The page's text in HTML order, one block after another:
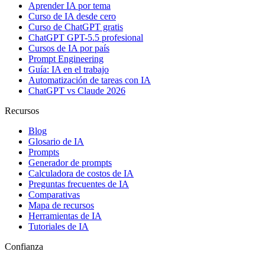
Aprender IA por tema
Curso de IA desde cero
Curso de ChatGPT gratis
ChatGPT GPT-5.5 profesional
Cursos de IA por país
Prompt Engineering
Guía: IA en el trabajo
Automatización de tareas con IA
ChatGPT vs Claude 2026
Recursos
Blog
Glosario de IA
Prompts
Generador de prompts
Calculadora de costos de IA
Preguntas frecuentes de IA
Comparativas
Mapa de recursos
Herramientas de IA
Tutoriales de IA
Confianza